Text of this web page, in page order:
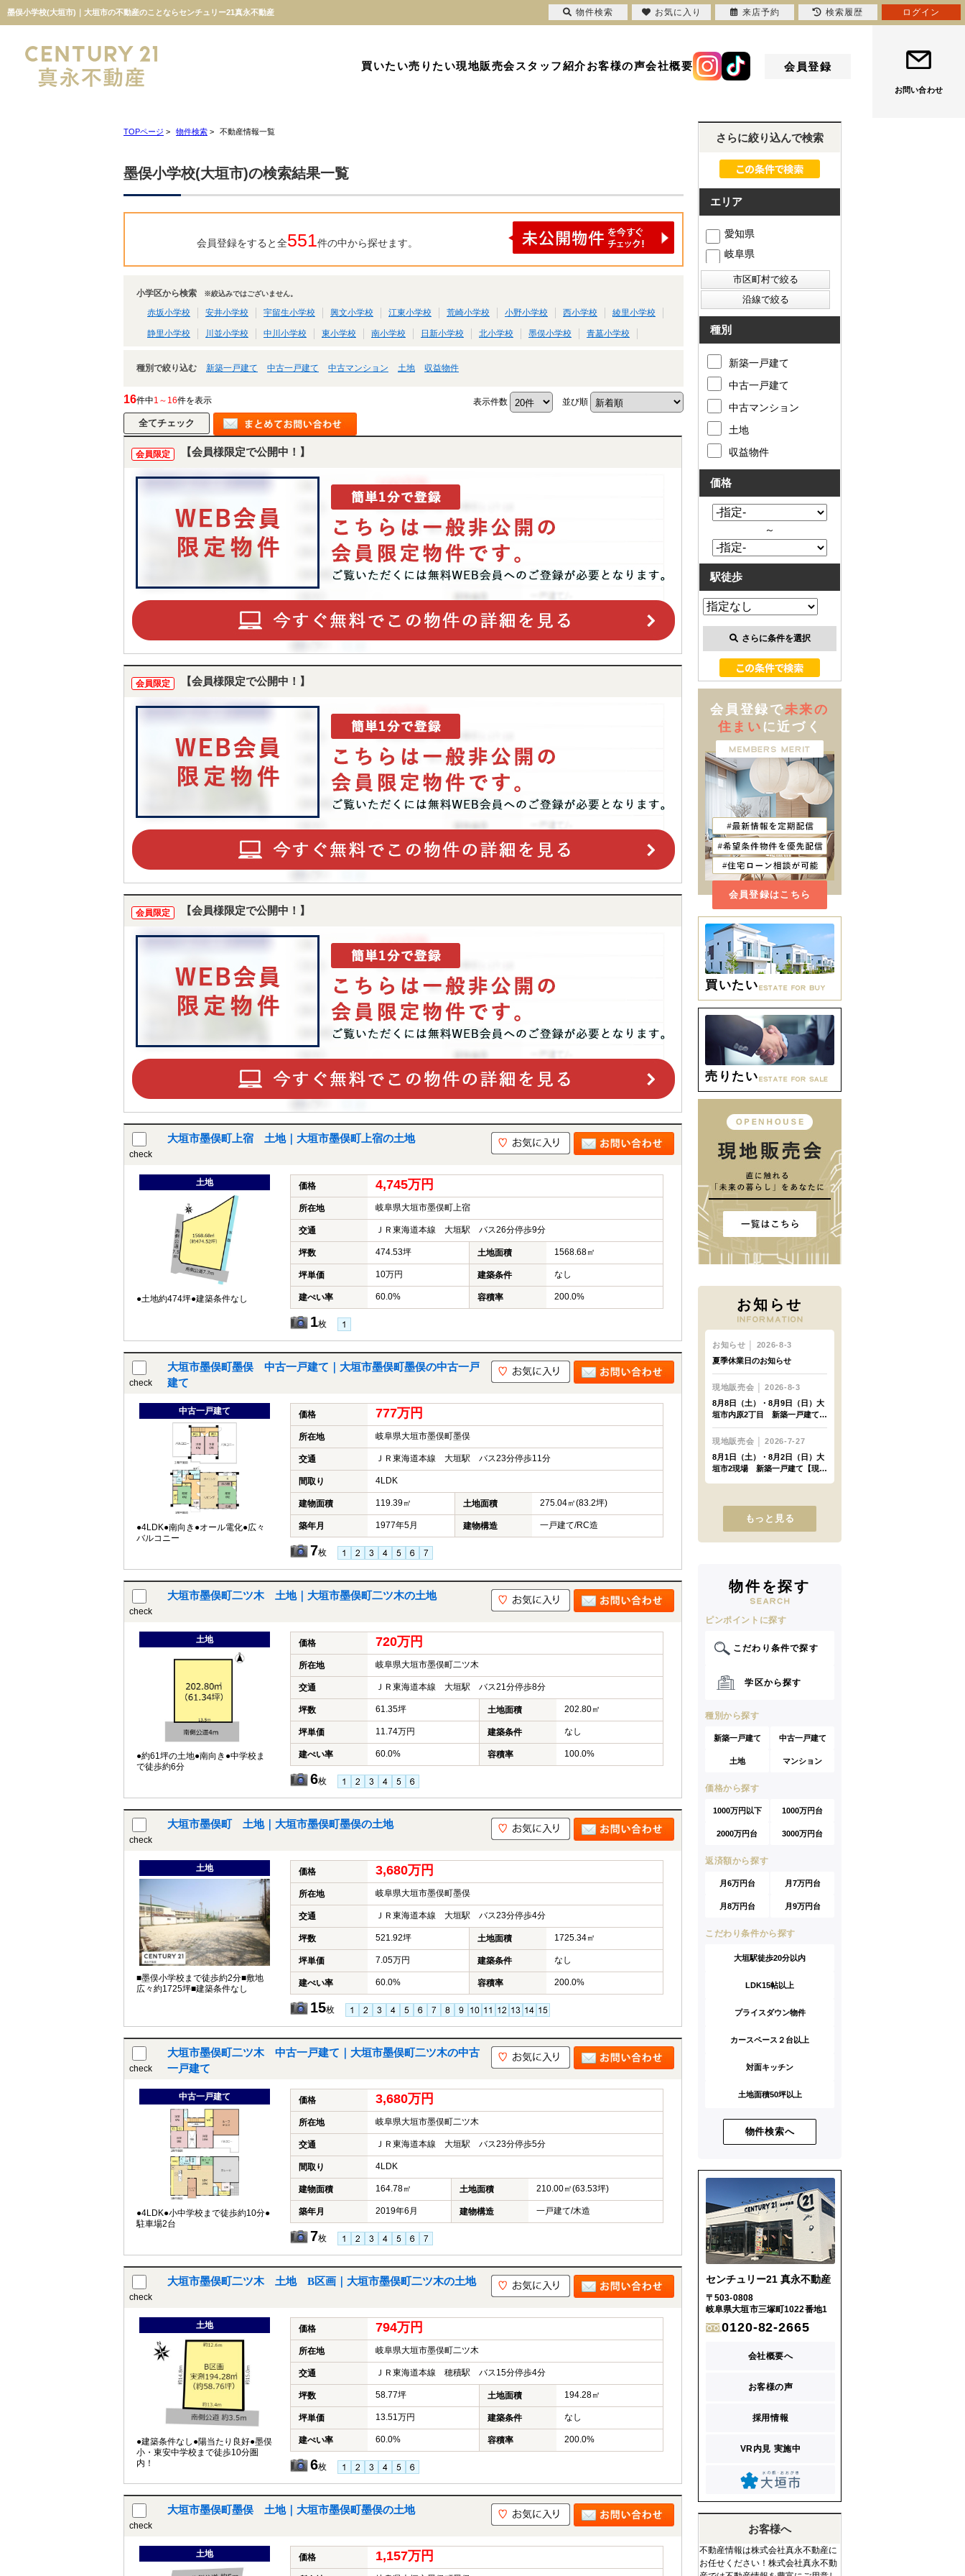
墨俣小学校(大垣市)｜大垣市の不動産のことならセンチュリー21真永不動産
買いたい売りたい現地販売会スタッフ紹介お客様の声会社概要 会員登録
お問い合わせ
TOPページ > 物件検索 > 不動産情報一覧
墨俣小学校(大垣市)の検索結果一覧
会員登録をすると全551件の中から探せます。
小学区から検索 ※絞込みではございません。
赤坂小学校 安井小学校 宇留生小学校 興文小学校 江東小学校 荒崎小学校 小野小学校 西小学校 綾里小学校
静里小学校 川並小学校 中川小学校 東小学校 南小学校 日新小学校 北小学校 墨俣小学校 青墓小学校
種別で絞り込む 新築一戸建て 中古一戸建て 中古マンション 土地 収益物件
16件中1～16件を表示 表示件数 並び順
会員限定 【会員様限定で公開中！】
会員限定 【会員様限定で公開中！】
会員限定 【会員様限定で公開中！】
check
大垣市墨俣町上宿 土地｜大垣市墨俣町上宿の土地
土地
●土地約474坪●建築条件なし
価格 4,745万円
所在地 岐阜県大垣市墨俣町上宿
交通 ＪＲ東海道本線 大垣駅 バス26分停歩9分
坪数 474.53坪 土地面積 1568.68㎡
坪単価 10万円 建築条件 なし
建ぺい率 60.0% 容積率 200.0%
1枚
check
大垣市墨俣町墨俣 中古一戸建て｜大垣市墨俣町墨俣の中古一戸
建て
中古一戸建て
●4LDK●南向き●オール電化●広々
バルコニー
価格 777万円
所在地 岐阜県大垣市墨俣町墨俣
交通 ＪＲ東海道本線 大垣駅 バス23分停歩11分
間取り 4LDK
建物面積 119.39㎡ 土地面積 275.04㎡(83.2坪)
築年月 1977年5月 建物構造 一戸建て/RC造
7枚
check
大垣市墨俣町二ツ木 土地｜大垣市墨俣町二ツ木の土地
土地
●約61坪の土地●南向き●中学校ま
で徒歩約6分
価格 720万円
所在地 岐阜県大垣市墨俣町二ツ木
交通 ＪＲ東海道本線 大垣駅 バス21分停歩8分
坪数 61.35坪 土地面積 202.80㎡
坪単価 11.74万円 建築条件 なし
建ぺい率 60.0% 容積率 100.0%
6枚
check
大垣市墨俣町 土地｜大垣市墨俣町墨俣の土地
土地
■墨俣小学校まで徒歩約2分■敷地
広々約1725坪■建築条件なし
価格 3,680万円
所在地 岐阜県大垣市墨俣町墨俣
交通 ＪＲ東海道本線 大垣駅 バス23分停歩4分
坪数 521.92坪 土地面積 1725.34㎡
坪単価 7.05万円 建築条件 なし
建ぺい率 60.0% 容積率 200.0%
15枚
check
大垣市墨俣町二ツ木 中古一戸建て｜大垣市墨俣町二ツ木の中古
一戸建て
中古一戸建て
●4LDK●小中学校まで徒歩約10分●
駐車場2台
価格 3,680万円
所在地 岐阜県大垣市墨俣町二ツ木
交通 ＪＲ東海道本線 大垣駅 バス23分停歩5分
間取り 4LDK
建物面積 164.78㎡ 土地面積 210.00㎡(63.53坪)
築年月 2019年6月 建物構造 一戸建て/木造
7枚
check
大垣市墨俣町二ツ木 土地 B区画｜大垣市墨俣町二ツ木の土地
土地
●建築条件なし●陽当たり良好●墨俣
小・東安中学校まで徒歩10分圏
内！
価格 794万円
所在地 岐阜県大垣市墨俣町二ツ木
交通 ＪＲ東海道本線 穂積駅 バス15分停歩4分
坪数 58.77坪 土地面積 194.28㎡
坪単価 13.51万円 建築条件 なし
建ぺい率 60.0% 容積率 200.0%
6枚
check
大垣市墨俣町墨俣 土地｜大垣市墨俣町墨俣の土地
土地 価格 1,157万円
さらに絞り込んで検索
エリア
愛知県
岐阜県
種別
新築一戸建て
中古一戸建て
中古マンション
土地
収益物件
価格
～
駅徒歩
さらに条件を選択
会員登録で未来の
住まい に近づく
会員登録はこちら
買いたい
売りたい
お知らせ
もっと見る
物件を探す
ピンポイントに探す
こだわり条件で探す
学区から探す
種別から探す
新築一戸建て 中古一戸建て
土地 マンション
価格から探す
1000万円以下 1000万円台
2000万円台 3000万円台
返済額から探す
月6万円台 月7万円台
月8万円台 月9万円台
こだわり条件から探す
大垣駅徒歩20分以内
LDK15帖以上
プライスダウン物件
カースペース２台以上
対面キッチン
土地面積50坪以上
物件検索へ
センチュリー21 真永不動産
〒503-0808
岐阜県大垣市三塚町1022番地1
0120-82-2665
会社概要へ
お客様の声
採用情報
VR内見 実施中
お客様へ
不動産情報は株式会社真永不動産に
お任せください！株式会社真永不動
物件検索 お気に入り 来店予約 検索履歴 ログイン